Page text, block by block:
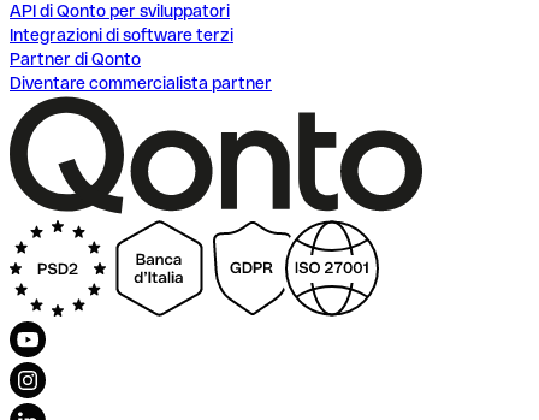
API di Qonto per sviluppatori
Integrazioni di software terzi
Partner di Qonto
Diventare commercialista partner